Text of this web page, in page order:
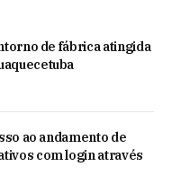
de fábrica atingida
ao andamento de
com login através